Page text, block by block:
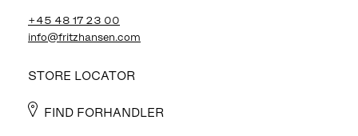
+45 48 17 23 00
info@fritzhansen.com
STORE LOCATOR
FIND FORHANDLER